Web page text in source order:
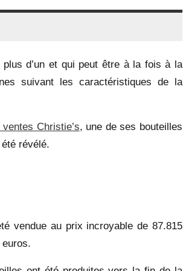
d’un et qui peut être à la fois à la
suivant les caractéristiques de la
Christie’s, une de ses bouteilles
révélé.
vendue au prix incroyable de 87.815